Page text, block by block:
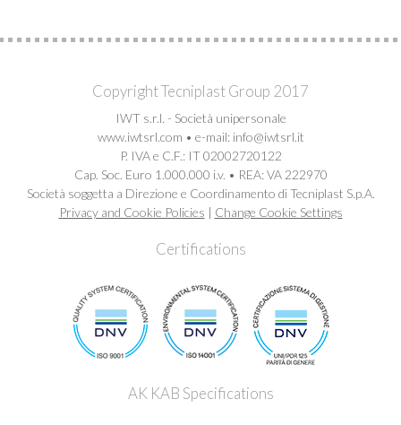
Copyright Tecniplast Group 2017
IWT s.r.l. - Società unipersonale
www.iwtsrl.com • e-mail: info@iwtsrl.it
P. IVA e C.F.: IT 02002720122
Cap. Soc. Euro 1.000.000 i.v. • REA: VA 222970
Società soggetta a Direzione e Coordinamento di Tecniplast S.p.A.
Privacy and Cookie Policies | Change Cookie Settings
Certifications
AK KAB Specifications